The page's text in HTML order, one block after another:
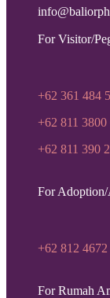
For Visitor/
+62 361 484
+62 811 3800
+62 811 390
For
+62 812 4672
For Rumah